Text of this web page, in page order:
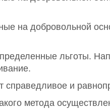
на добровольной
льготы.
и
метода